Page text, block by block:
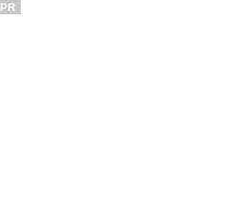
PR